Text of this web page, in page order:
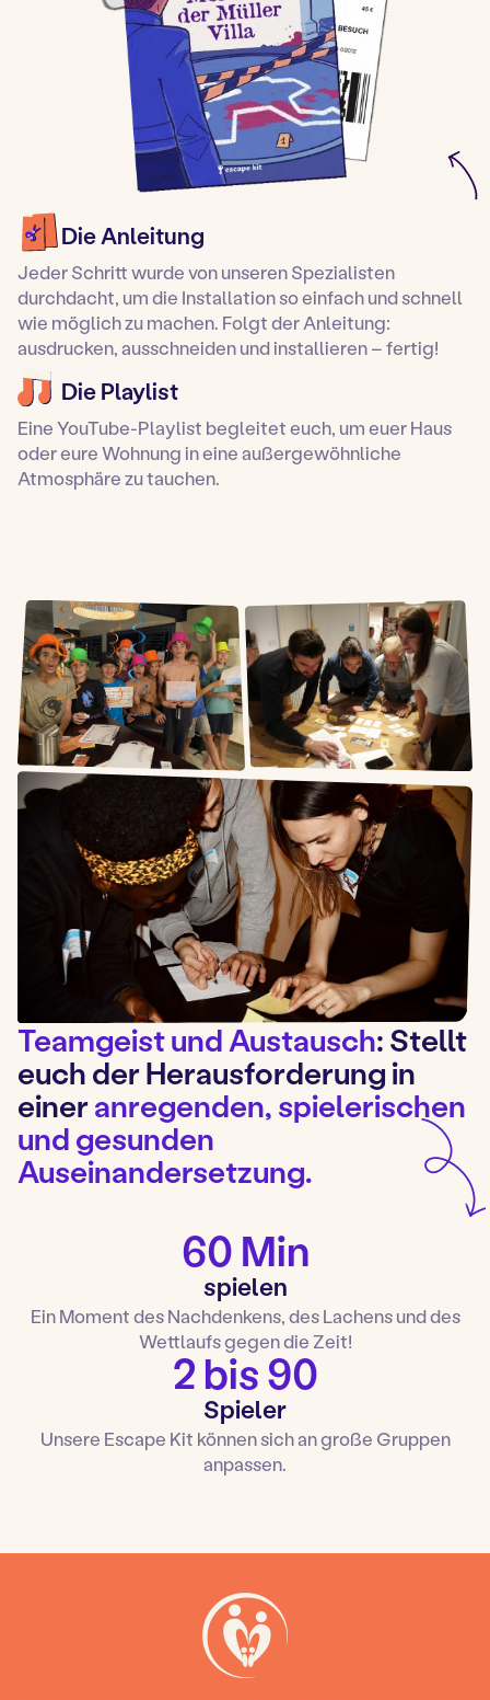
Die Anleitung
Jeder Schritt wurde von unseren Spezialisten
durchdacht, um die Installation so einfach und schnell
wie möglich zu machen. Folgt der Anleitung:
ausdrucken, ausschneiden und installieren – fertig!
Die Playlist
Eine YouTube-Playlist begleitet euch, um euer Haus
oder eure Wohnung in eine außergewöhnliche
Atmosphäre zu tauchen.
Teamgeist und Austausch: Stellt
euch der Herausforderung in
eineranregenden, spielerischen
und gesunden
Auseinandersetzung.
60 Min
spielen
Ein Moment des Nachdenkens, des Lachens und des
Wettlaufs gegen die Zeit!
2 bis 90
Spieler
Unsere Escape Kit können sich an große Gruppen
anpassen.